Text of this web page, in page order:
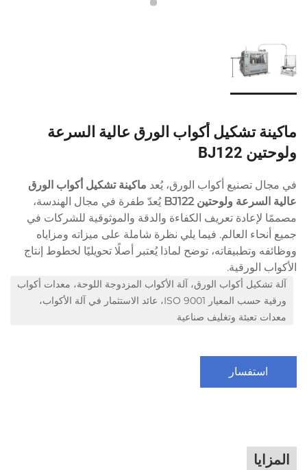
ماكينة تشكيل أكواب الورق عالية السرعة
ولوحتين BJ122
في مجال تصنيع أكواب الورق، يُعد ماكينة تشكيل أكواب الورق
عالية السرعة ولوحتين BJ122
يُعدّ طفرة في مجال الهندسة،
مصممًا لإعادة تعريف الكفاءة والدقة والموثوقية للشركات في
جميع أنحاء العالم. فيما يلي نظرة شاملة على ميزاته ومزاياه
ووظائفه وتطبيقاته، توضح لماذا يُعتبر أصلًا تحويليًا لخطوط إنتاج
الأكواب الورقية.
آلة تشكيل أكواب الورق، آلة الأكواب المزدوجة اللوحة، معدات أكواب
ورقية حسب المعيار ISO 9001، عائد الاستثمار في آلة الأكواب،
معدات تعبئة وتغليف صناعية
استفسار
المزايا